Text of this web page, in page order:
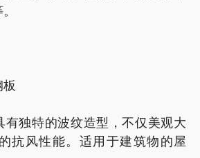
板
有独特的波纹造型，不仅美观大
抗风性能。适用于建筑物的屋